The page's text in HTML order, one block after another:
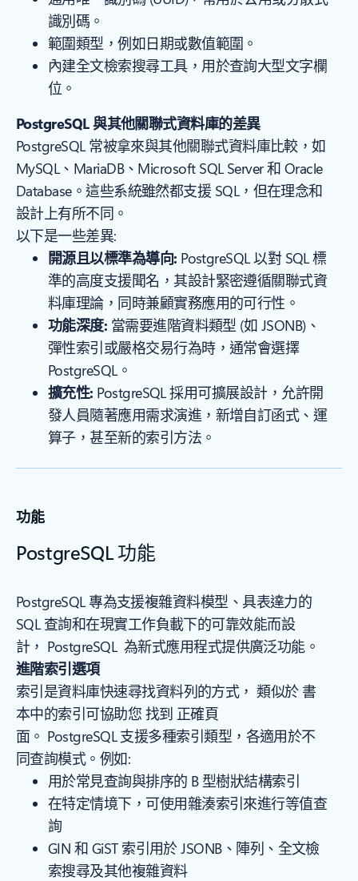
識別碼。
範圍類型，例如日期或數值範圍。
內建全文檢索搜尋工具，用於查詢大型文字欄
位。
PostgreSQL 與其他關聯式資料庫的差異
PostgreSQL 常被拿來與其他關聯式資料庫比較，如
MySQL、MariaDB、Microsoft SQL Server 和 Oracle
Database。這些系統雖然都支援 SQL，但在理念和
設計上有所不同。
以下是一些差異:
開源且以標準為導向: PostgreSQL 以對 SQL 標
準的高度支援聞名，其設計緊密遵循關聯式資
料庫理論，同時兼顧實務應用的可行性。
功能深度: 當需要進階資料類型 (如 JSONB)、
彈性索引或嚴格交易行為時，通常會選擇
PostgreSQL。
擴充性: PostgreSQL 採用可擴展設計，允許開
發人員隨著應用需求演進，新增自訂函式、運
算子，甚至新的索引方法。
功能
PostgreSQL 功能
PostgreSQL 專為支援複雜資料模型、具表達力的
SQL 查詢和在現實工作負載下的可靠效能而設
計， PostgreSQL 為新式應用程式提供廣泛功能。
進階索引選項
索引是資料庫快速尋找資料列的方式， 類似於 書
本中的索引可協助您 找到 正確頁
面。 PostgreSQL 支援多種索引類型，各適用於不
同查詢模式。例如:
用於常見查詢與排序的 B 型樹狀結構索引
在特定情境下，可使用雜湊索引來進行等值查
詢
GIN 和 GiST 索引用於 JSONB、陣列、全文檢
索搜尋及其他複雜資料